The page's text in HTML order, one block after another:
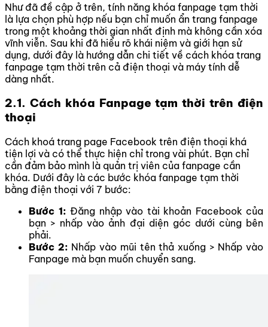
Như đã đề cập ở trên, tính năng khóa fanpage tạm thời
là lựa chọn phù hợp nếu bạn chỉ muốn ẩn trang fanpage
trong một khoảng thời gian nhất định mà không cần xóa
vĩnh viễn. Sau khi đã hiểu rõ khái niệm và giới hạn sử
dụng, dưới đây là hướng dẫn chi tiết về cách khóa trang
fanpage tạm thời trên cả điện thoại và máy tính dễ
dàng nhất.
2.1. Cách khóa Fanpage tạm thời trên điện
thoại
Cách khoá trang page Facebook trên điện thoại khá
tiện lợi và có thể thực hiện chỉ trong vài phút. Bạn chỉ
cần đảm bảo mình là quản trị viên của fanpage cần
khóa. Dưới đây là các bước khóa fanpage tạm thời
bằng điện thoại với 7 bước:
Bước 1: Đăng nhập vào tài khoản Facebook của
bạn > nhấp vào ảnh đại diện góc dưới cùng bên
phải.
Bước 2: Nhấp vào mũi tên thả xuống > Nhấp vào
Fanpage mà bạn muốn chuyển sang.